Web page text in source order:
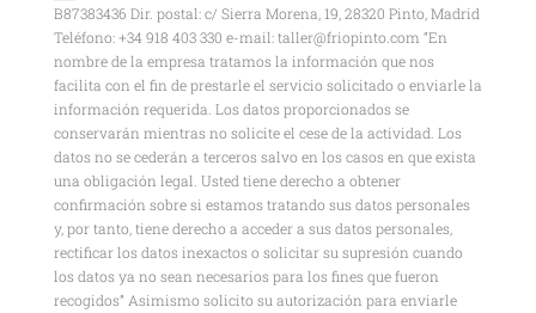
B87383436 Dir. postal: c/ Sierra Morena, 19, 28320 Pinto, Madrid
Teléfono: +34 918 403 330 e-mail: taller@friopinto.com “En
nombre de la empresa tratamos la información que nos
facilita con el fin de prestarle el servicio solicitado o enviarle la
información requerida. Los datos proporcionados se
conservarán mientras no solicite el cese de la actividad. Los
datos no se cederán a terceros salvo en los casos en que exista
una obligación legal. Usted tiene derecho a obtener
confirmación sobre si estamos tratando sus datos personales
y, por tanto, tiene derecho a acceder a sus datos personales,
rectificar los datos inexactos o solicitar su supresión cuando
los datos ya no sean necesarios para los fines que fueron
recogidos” Asimismo solicito su autorización para enviarle